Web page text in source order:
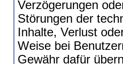
Verzögerungen
Störungen der
Inhalte, Verlust
Weise bei
Gewähr dafür